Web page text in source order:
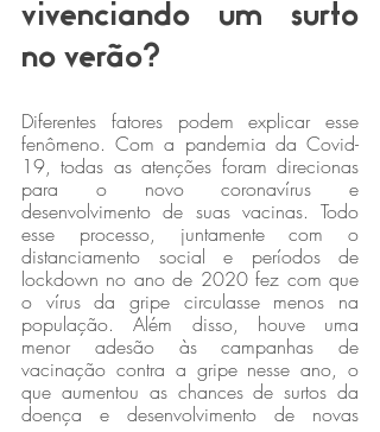
vivenciando um surto
no verão?
Diferentes fatores podem explicar esse
fenômeno. Com a pandemia da Covid-
19, todas as atenções foram direcionas
para o novo coronavírus e
desenvolvimento de suas vacinas. Todo
esse processo, juntamente com o
distanciamento social e períodos de
lockdown no ano de 2020 fez com que
o vírus da gripe circulasse menos na
população. Além disso, houve uma
menor adesão às campanhas de
vacinação contra a gripe nesse ano, o
que aumentou as chances de surtos da
doença e desenvolvimento de novas